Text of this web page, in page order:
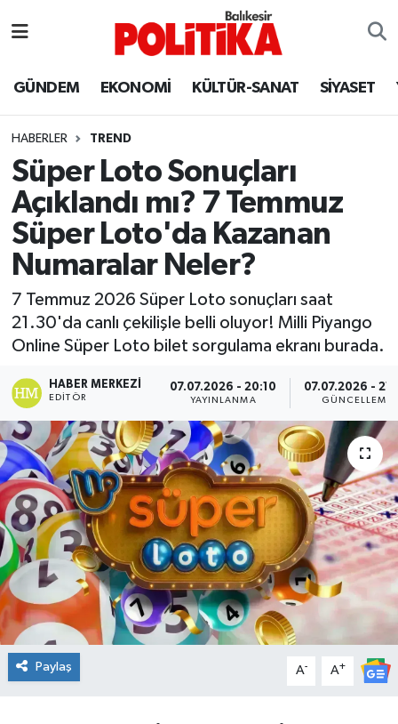
GÜNDEM EKONOMİ KÜLTÜR-SANAT SİYASET
HABERLER TREND
Süper Loto Sonuçları
Açıklandı mı? 7 Temmuz
Süper Loto'da Kazanan
Numaralar Neler?
7 Temmuz 2026 Süper Loto sonuçları saat
21.30'da canlı çekilişle belli oluyor! Milli Piyango
Online Süper Loto bilet sorgulama ekranı burada.
HABER MERKEZI
EDITÖR
07.07.2026 - 20:10
YAYINLANMA
07.07.2026 -
GÜNCELLEME
Paylaş A- A+
Ayvalık
Bandırma
Bigadiç
BİYOGRAFİLER
Burhaniye
ÇEVRE
DÜNYA
Dursunbey
Edremit
EĞİTİM
EKONOMİ
Erdek
Balıkesir Hava Durumu
Balıkesir Namaz Vakitleri
Balıkesir Trafik Yoğunluk Haritası
Süper Lig Puan Durumu ve Fikstür
Tüm Manşetler
Son Dakika Haberleri
Haber Arşivi